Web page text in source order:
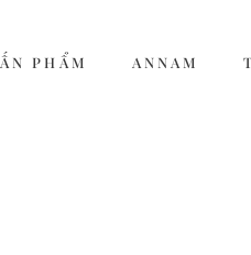
ẤN PHẨM ANNAM